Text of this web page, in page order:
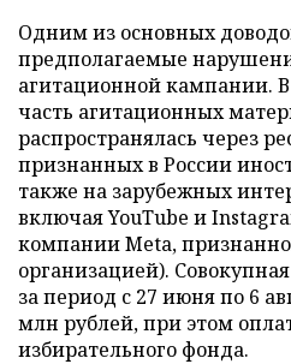
Одним из основных
предполагаемые
агитационной кампании.
часть агитационных
распространялась через
признанных в России
также на зарубежных
включая YouTube и
компании Meta,
организацией).
за период с 27 июня по 6
млн рублей, при этом
избирательного фонда.